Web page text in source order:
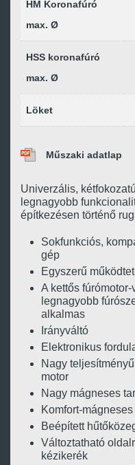
HM Koronafúró
max. Ø
HSS koronafúró
max. Ø
Löket
Műszaki adatlap
Univerzális,
legnagyobb
építkezésen történő
Sokfunkciós,
gép
Egyszerű
A kettős
legnagyobb
alkalmas
Irányváltó
Elektronikus
Nagy
motor
Nagy mágneses
Komfort-
Beépített
Változtatható
kézikerék